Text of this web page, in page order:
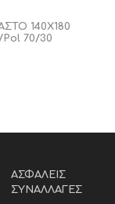
140X180
70/30
ΑΣΦΑΛΕΙΣ
ΣΥΝΑΛΛΑΓΕΣ